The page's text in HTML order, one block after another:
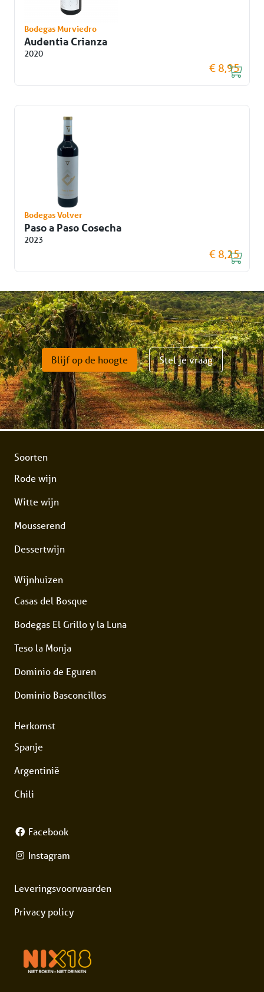
Bodegas Murviedro
Audentia Crianza
2020
€ 8,95
Bodegas Volver
Paso a Paso Cosecha
2023
€ 8,25
Blijf op de hoogte Stel je vraag
Soorten
Rode wijn
Witte wijn
Mousserend
Dessertwijn
Wijnhuizen
Casas del Bosque
Bodegas El Grillo y la Luna
Teso la Monja
Dominio de Eguren
Dominio Basconcillos
Herkomst
Spanje
Argentinië
Chili
Facebook
Instagram
Leveringsvoorwaarden
Privacy policy